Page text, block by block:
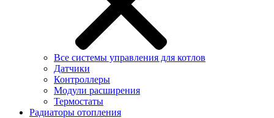
Все системы управления для котлов
Датчики
Контроллеры
Модули расширения
Термостаты
Радиаторы отопления